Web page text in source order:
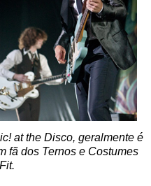
at the Disco, geralmente é
fã dos Ternos e Costumes